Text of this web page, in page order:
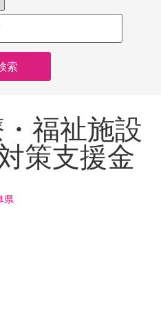
福祉施設
策支援金
県